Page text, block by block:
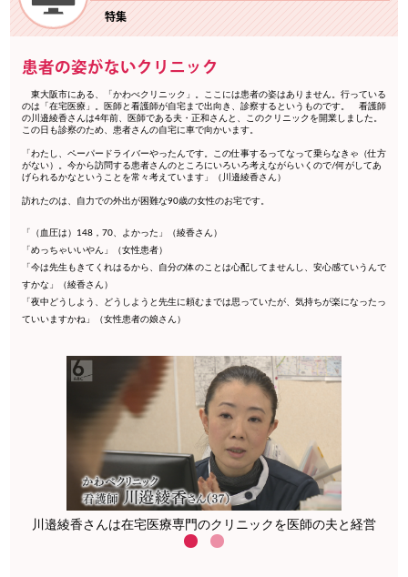
特集
患者の姿がないクリニック
東大阪市にある、「かわべクリニック」。ここには患者の姿はありません。行っている
のは「在宅医療」。医師と看護師が自宅まで出向き、診察するというものです。 看護師
の川邉綾香さんは4年前、医師である夫・正和さんと、このクリニックを開業しました。
この日も診察のため、患者さんの自宅に車で向かいます。
「わたし、ペーパードライバーやったんです。この仕事するってなって乗らなきゃ（仕方
がない）。今から訪問する患者さんのところにいろいろ考えながらいくので/何がしてあ
げられるかなということを常々考えています」（川邉綾香さん）
訪れたのは、自力での外出が困難な90歳の女性のお宅です。
「（血圧は）148，70、よかった」（綾香さん）
「めっちゃいいやん」（女性患者）
「今は先生もきてくれはるから、自分の体のことは心配してませんし、安心感ていうんで
すかな」（綾香さん）
「夜中どうしよう、どうしようと先生に頼むまでは思っていたが、気持ちが楽になったっ
ていいますかね」（女性患者の娘さん）
川邉綾香さんは在宅医療専門のクリニックを医師の夫と経営